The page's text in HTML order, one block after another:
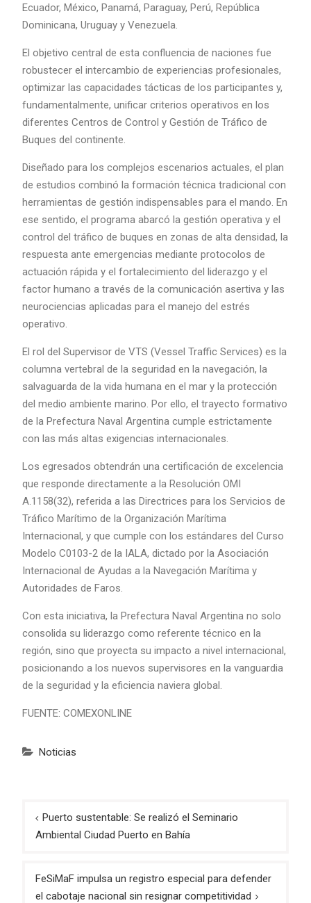
Ecuador, México, Panamá, Paraguay, Perú, República
Dominicana, Uruguay y Venezuela.
El objetivo central de esta confluencia de naciones fue
robustecer el intercambio de experiencias profesionales,
optimizar las capacidades tácticas de los participantes y,
fundamentalmente, unificar criterios operativos en los
diferentes Centros de Control y Gestión de Tráfico de
Buques del continente.
Diseñado para los complejos escenarios actuales, el plan
de estudios combinó la formación técnica tradicional con
herramientas de gestión indispensables para el mando. En
ese sentido, el programa abarcó la gestión operativa y el
control del tráfico de buques en zonas de alta densidad, la
respuesta ante emergencias mediante protocolos de
actuación rápida y el fortalecimiento del liderazgo y el
factor humano a través de la comunicación asertiva y las
neurociencias aplicadas para el manejo del estrés
operativo.
El rol del Supervisor de VTS (Vessel Traffic Services) es la
columna vertebral de la seguridad en la navegación, la
salvaguarda de la vida humana en el mar y la protección
del medio ambiente marino. Por ello, el trayecto formativo
de la Prefectura Naval Argentina cumple estrictamente
con las más altas exigencias internacionales.
Los egresados obtendrán una certificación de excelencia
que responde directamente a la Resolución OMI
A.1158(32), referida a las Directrices para los Servicios de
Tráfico Marítimo de la Organización Marítima
Internacional, y que cumple con los estándares del Curso
Modelo C0103-2 de la IALA, dictado por la Asociación
Internacional de Ayudas a la Navegación Marítima y
Autoridades de Faros.
Con esta iniciativa, la Prefectura Naval Argentina no solo
consolida su liderazgo como referente técnico en la
región, sino que proyecta su impacto a nivel internacional,
posicionando a los nuevos supervisores en la vanguardia
de la seguridad y la eficiencia naviera global.
FUENTE: COMEXONLINE
Noticias
Navegación
de
Puerto sustentable: Se realizó el Seminario
Ambiental Ciudad Puerto en Bahía
FeSiMaF impulsa un registro especial para defender
el cabotaje nacional sin resignar competitividad